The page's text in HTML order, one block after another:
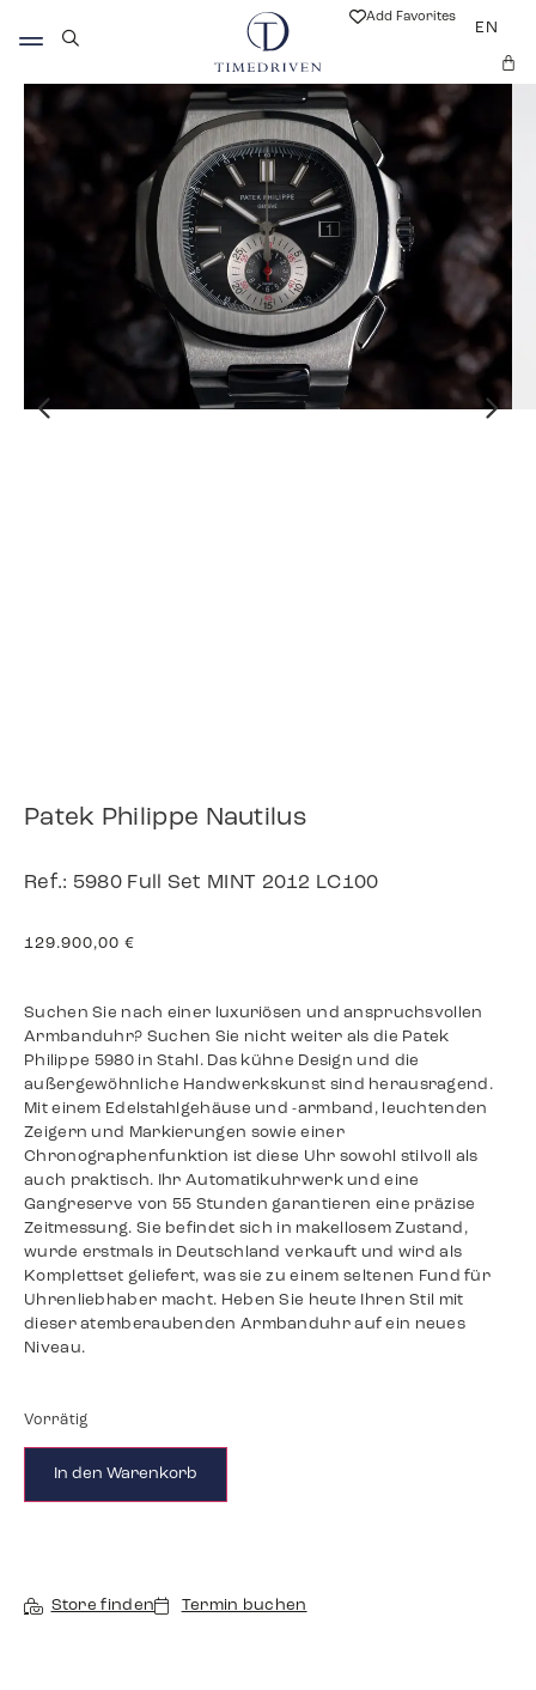
Add Favorites
EN
Patek Philippe Nautilus
Ref.: 5980 Full Set MINT 2012 LC100
129.900,00 €
Suchen Sie nach einer luxuriösen und anspruchsvollen
Armbanduhr? Suchen Sie nicht weiter als die Patek
Philippe 5980 in Stahl. Das kühne Design und die
außergewöhnliche Handwerkskunst sind herausragend.
Mit einem Edelstahlgehäuse und -armband, leuchtenden
Zeigern und Markierungen sowie einer
Chronographenfunktion ist diese Uhr sowohl stilvoll als
auch praktisch. Ihr Automatikuhrwerk und eine
Gangreserve von 55 Stunden garantieren eine präzise
Zeitmessung. Sie befindet sich in makellosem Zustand,
wurde erstmals in Deutschland verkauft und wird als
Komplettset geliefert, was sie zu einem seltenen Fund für
Uhrenliebhaber macht. Heben Sie heute Ihren Stil mit
dieser atemberaubenden Armbanduhr auf ein neues
Niveau.
Vorrätig
In den Warenkorb
Store finden Termin buchen